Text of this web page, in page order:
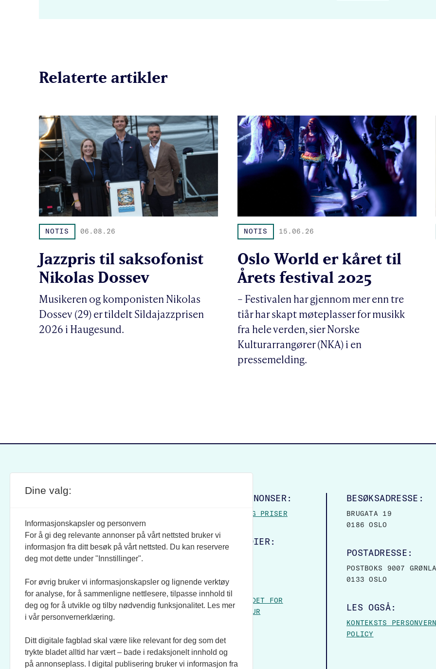
Relaterte artikler
NOTIS 06.08.26
Jazzpris til saksofonist
Nikolas Dossev
Musikeren og komponisten Nikolas
Dossev (29) er tildelt Sildajazzprisen
2026 i Haugesund.
NOTIS 15.06.26
Oslo World er kåret til
Årets festival 2025
– Festivalen har gjennom mer enn tre
tiår har skapt møteplasser for musikk
fra hele verden, sier Norske
Kulturarrangører (NKA) i en
pressemelding.
SITE FOOTERANSVARLIG REDAKTØR:
JOURNALISTER:
EVEN FINSRUD
BIDRAGSYTERE:
MAREN DUAAS, RONJA
SAGSTUEN LARSEN, KNUT
LØVÅS, ANLOV PETER
SKAANSAR, EINAR STRAY,
TELLEF ØGRIM.
STILLINGSANNONSER:
INFORMASJON OG PRISER
SOSIALE MEDIER:
UTGIVER:
CREO – FORBUNDET FOR
KUNST OG KULTUR
BESØKSADRESSE:
BRUGATA 19
0186 OSLO
POSTADRESSE:
POSTBOKS 9007
0133 OSLO
LES OGSÅ:
KONTEKSTS
POLICY
Dine valg:
Informasjonskapsler og personvern
For å gi deg relevante annonser på vårt nettsted bruker vi
informasjon fra ditt besøk på vårt nettsted. Du kan reservere
deg mot dette under "Innstillinger".
For øvrig bruker vi informasjonskapsler og lignende verktøy
for analyse, for å sammenligne nettlesere, tilpasse innhold til
deg og for å utvikle og tilby nødvendig funksjonalitet. Les mer
i vår personvernerklæring.
Ditt digitale fagblad skal være like relevant for deg som det
trykte bladet alltid har vært – bade i redaksjonelt innhold og
på annonseplass. I digital publisering bruker vi informasjon fra